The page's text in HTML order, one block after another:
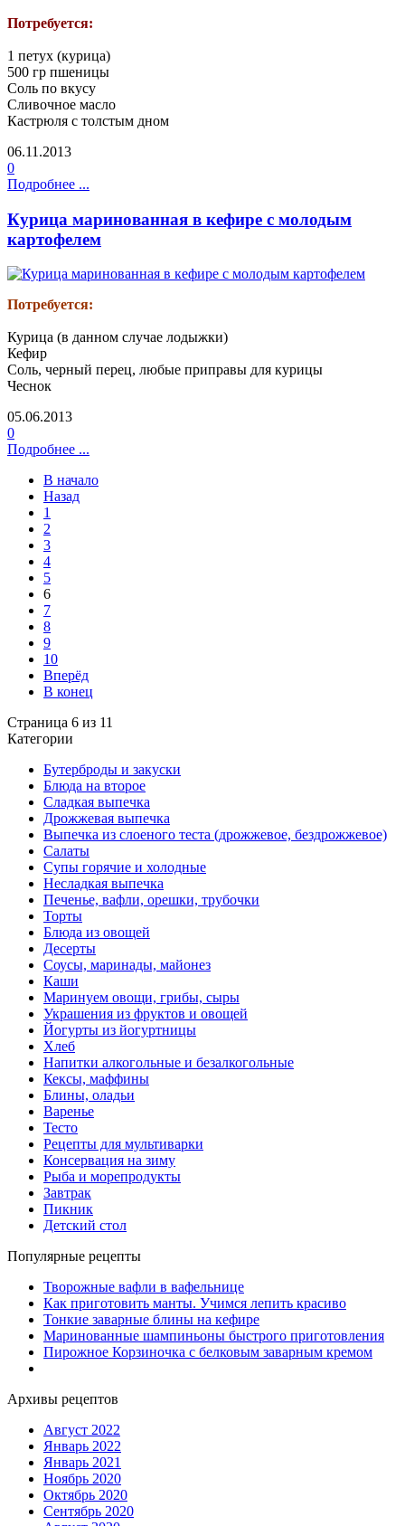
Потребуется:
1 петух (курица)
500 гр пшеницы
Соль по вкусу
Сливочное масло
Кастрюля с толстым дном
06.11.2013
0
Подробнее ...
Курица маринованная в кефире с молодым
картофелем
Потребуется:
Курица (в данном случае лодыжки)
Кефир
Соль, черный перец, любые приправы для курицы
Чеснок
05.06.2013
0
Подробнее ...
В начало
Назад
1
2
3
4
5
6
7
8
9
10
Вперёд
В конец
Страница 6 из 11
Категории
Бутерброды и закуски
Блюда на второе
Сладкая выпечка
Дрожжевая выпечка
Выпечка из слоеного теста (дрожжевое, бездрожжевое)
Салаты
Супы горячие и холодные
Несладкая выпечка
Печенье, вафли, орешки, трубочки
Торты
Блюда из овощей
Десерты
Соусы, маринады, майонез
Каши
Маринуем овощи, грибы, сыры
Украшения из фруктов и овощей
Йогурты из йогуртницы
Хлеб
Напитки алкогольные и безалкогольные
Кексы, маффины
Блины, оладьи
Варенье
Тесто
Рецепты для мультиварки
Консервация на зиму
Рыба и морепродукты
Завтрак
Пикник
Детский стол
Популярные рецепты
Творожные вафли в вафельнице
Как приготовить манты. Учимся лепить красиво
Тонкие заварные блины на кефире
Маринованные шампиньоны быстрого приготовления
Пирожное Корзиночка с белковым заварным кремом
Архивы рецептов
Август 2022
Январь 2022
Январь 2021
Ноябрь 2020
Октябрь 2020
Сентябрь 2020